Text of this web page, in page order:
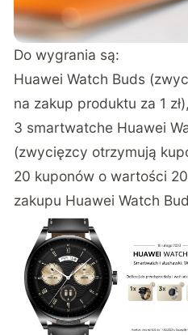
Do wygrania są:
Huawei Watch Buds
na zakup produktu za 1 zł),
3 smartwatche Huawei
(zwycięzcy otrzymują
20 kuponów o wartości
zakupu Huawei Watch